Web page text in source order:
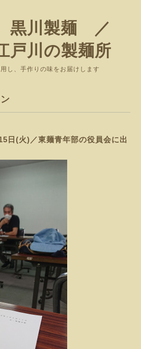
黒川製麺 ／
戸川の製麺所
し、手作りの味をお届けします
日(火)／東麺青年部の役員会に出